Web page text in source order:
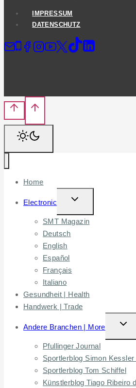
IMPRESSUM
DATENSCHUTZ
Home
Electronic
TOGGLE
CHILD
MENU
SMT Magazin
Deutsch
English
Español
Français
Italiano
Gesundheit | Health
Handwerk | Trade
Andere Branchen | More
Pfullinger Journal
Sportlerblog Simon
Sportlerblog Tom Schiffel
Künstlerblog Tiago Ribeiro